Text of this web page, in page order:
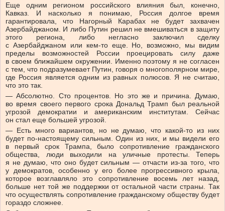
Еще одним регионом российского влияния был, конечно,
Кавказ. И насколько я понимаю, Россия долгое время
гарантировала, что Нагорный Карабах не будет захвачен
Азербайджаном. И либо Путин решил не вмешиваться в защиту
этого региона, либо негласно заключил сделку
с Азербайджаном или кем-то еще. Но, возможно, мы видим
пределы возможностей России проецировать силу даже
в своем ближайшем окружении. Именно поэтому я не согласен
с тем, что подразумевает Путин, говоря о многополярном мире,
где Россия является одним из равных полюсов. Я не считаю,
что это так.
— Абсолютно. Сто процентов. Но это же и причина. Думаю,
во время своего первого срока Дональд Трамп был реальной
угрозой демократии и американским институтам. Сейчас
он стал еще большей угрозой.
— Есть много вариантов, но не думаю, что какой-то из них
будет по-настоящему сильным. Один из них, и мы видели его
в первый срок Трампа, было сопротивление гражданского
общества, люди выходили на уличные протесты. Теперь
я не думаю, что оно будет сильным — отчасти из-за того, что
у демократов, особенно у его более прогрессивного крыла,
которое возглавляло это сопротивление восемь лет назад,
больше нет той же поддержки от остальной части страны. Так
что осуществлять сопротивление гражданскому обществу будет
гораздо сложнее.